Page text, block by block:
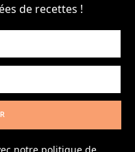
de recettes !
notre politique de